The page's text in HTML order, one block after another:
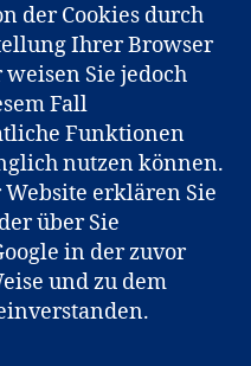
der Cookies durch
Ihrer Browser
Sie jedoch
Fall
Funktionen
nutzen können.
erklären Sie
über Sie
in der zuvor
und zu dem